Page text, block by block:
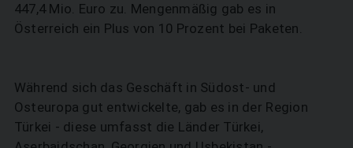
447,4 Mio. Euro zu. Mengenmäßig gab es in
Österreich ein Plus von 10 Prozent bei Paketen.
Während sich das Geschäft in Südost- und
Osteuropa gut entwickelte, gab es in der Region
Türkei - diese umfasst die Länder Türkei,
SUCHEN